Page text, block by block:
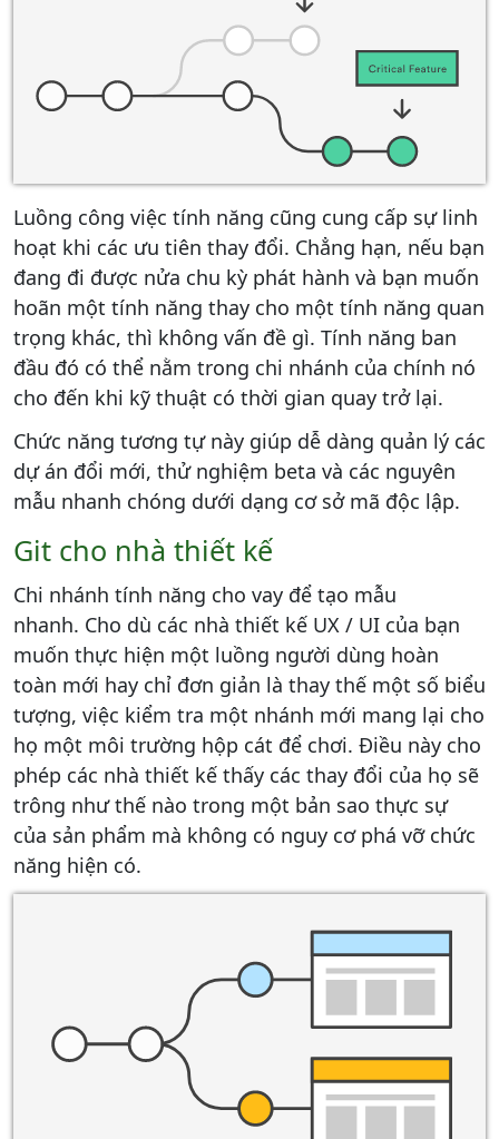
Luồng công việc tính năng cũng cung cấp sự linh
hoạt khi các ưu tiên thay đổi. Chẳng hạn, nếu bạn
đang đi được nửa chu kỳ phát hành và bạn muốn
hoãn một tính năng thay cho một tính năng quan
trọng khác, thì không vấn đề gì. Tính năng ban
đầu đó có thể nằm trong chi nhánh của chính nó
cho đến khi kỹ thuật có thời gian quay trở lại.
Chức năng tương tự này giúp dễ dàng quản lý các
dự án đổi mới, thử nghiệm beta và các nguyên
mẫu nhanh chóng dưới dạng cơ sở mã độc lập.
Git cho nhà thiết kế
Chi nhánh tính năng cho vay để tạo mẫu
nhanh. Cho dù các nhà thiết kế UX / UI của bạn
muốn thực hiện một luồng người dùng hoàn
toàn mới hay chỉ đơn giản là thay thế một số biểu
tượng, việc kiểm tra một nhánh mới mang lại cho
họ một môi trường hộp cát để chơi. Điều này cho
phép các nhà thiết kế thấy các thay đổi của họ sẽ
trông như thế nào trong một bản sao thực sự
của sản phẩm mà không có nguy cơ phá vỡ chức
năng hiện có.